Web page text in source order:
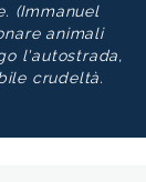
(Immanuel
animali
l'autostrada,
crudeltà.